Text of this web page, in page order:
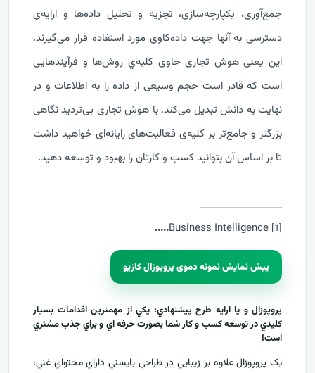
جمع‌آوری، یکپارچه‌سازی، تجزیه ‌و‌ تحلیل داده‌ها و ارایه‌ی
دسترسی به آنها جهت داده‌کاوی مورد استفاده قرار می‌گیرند.
این یعنی هوش تجاری حاوی کلیه‌ي روش‌ها و فرآیندهایی
است که قادر است حجم وسیعی از داده را به اطلاعات و در
نهایت به دانش تبدیل می‌کند. با هوش تجاری بی‌تردید نگاهی
بزرگتر و جامع‌تر بر کلیه‌ی فعالیت‌های رایانه‌ای خواهید داشت
تا بر اساس آن بتوانید کسب و کارتان را بهبود و توسعه دهید.
[1]
Business Intelligence
.
....
پیش نمایش نمونه دموی پروپوزال کازیو
پروپوزال و يا ارايه طرح پيشنهادي: يکي از مهمترين اقدامات بسيار
کليدي در توسعه کسب و کار شما بصورت حرفه اي و براي جذب مشتري
است!
يک پروپوزال علاوه بر زيبايي در طراحي بايستي داراي محتواي غني،